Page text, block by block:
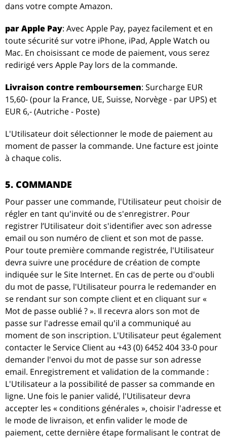
dans votre compte Amazon.
par Apple Pay: Avec Apple Pay, payez facilement et en
toute sécurité sur votre iPhone, iPad, Apple Watch ou
Mac. En choisissant ce mode de paiement, vous serez
redirigé vers Apple Pay lors de la commande.
Livraison contre remboursemen: Surcharge EUR
15,60- (pour la France, UE, Suisse, Norvège - par UPS) et
EUR 6,- (Autriche - Poste)
L'Utilisateur doit sélectionner le mode de paiement au
moment de passer la commande. Une facture est jointe
à chaque colis.
5. COMMANDE
Pour passer une commande, l'Utilisateur peut choisir de
régler en tant qu'invité ou de s'enregistrer. Pour
registrer l’Utilisateur doit s'identifier avec son adresse
email ou son numéro de client et son mot de passe.
Pour toute première commande registrée, l'Utilisateur
devra suivre une procédure de création de compte
indiquée sur le Site Internet. En cas de perte ou d'oubli
du mot de passe, l'Utilisateur pourra le redemander en
se rendant sur son compte client et en cliquant sur «
Mot de passe oublié ? ». Il recevra alors son mot de
passe sur l'adresse email qu'il a communiqué au
moment de son inscription. L'Utilisateur peut également
contacter le Service Client au +43 (0) 6452 404 33-0 pour
demander l'envoi du mot de passe sur son adresse
email. Enregistrement et validation de la commande :
L'Utilisateur a la possibilité de passer sa commande en
ligne. Une fois le panier validé, l'Utilisateur devra
accepter les « conditions générales », choisir l'adresse et
le mode de livraison, et enfin valider le mode de
paiement, cette dernière étape formalisant le contrat de